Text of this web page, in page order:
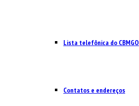
Lista telefônica do CBMGO
Contatos e endereços